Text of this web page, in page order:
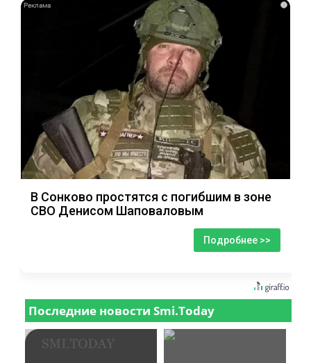
i
В Сонково простятся с погибшим в зоне
СВО Денисом Шаповаловым
Подробнее >>